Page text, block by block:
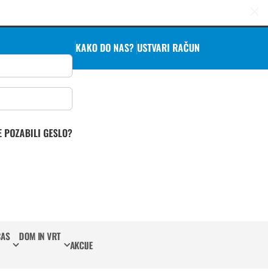
POZABILI GESLO?
KAKO DO NAS? USTVARI RAČUN
DOM IN VRT
AKCIJE